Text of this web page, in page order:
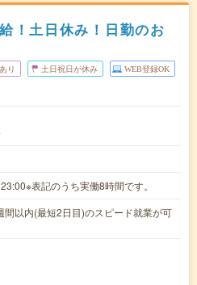
！土日休み！日勤のお
り 土日祝日が休み WEB登録OK
表記のうち実働8時間です。
間以内(最短2日目)のスピード就業が可